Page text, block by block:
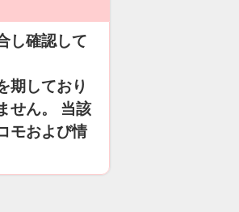
し確認して
期しており
せん。 当該
モおよび情